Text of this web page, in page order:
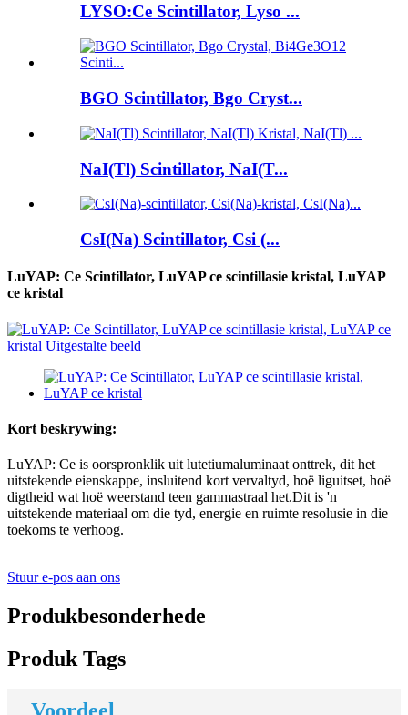
LYSO:Ce Scintillator, Lyso ...
BGO Scintillator, Bgo Cryst...
NaI(Tl) Scintillator, NaI(T...
CsI(Na) Scintillator, Csi (...
LuYAP: Ce Scintillator, LuYAP ce scintillasie kristal, LuYAP
ce kristal
Kort beskrywing:
LuYAP: Ce is oorspronklik uit lutetiumaluminaat onttrek, dit het
uitstekende eienskappe, insluitend kort vervaltyd, hoë liguitset, hoë
digtheid wat hoë weerstand teen gammastraal het.Dit is 'n
uitstekende materiaal om die tyd, energie en ruimte resolusie in die
toekoms te verhoog.
Stuur e-pos aan ons
Produkbesonderhede
Produk Tags
Voordeel